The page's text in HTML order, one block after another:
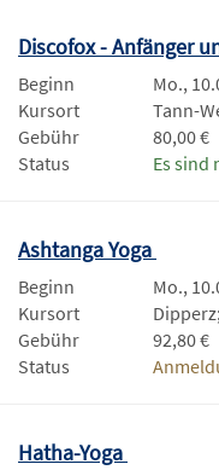
Discofox - Anfänger
Beginn
Mo.,
Kursort
Tann-
Gebühr
80,00 €
Status
Es sind
Ashtanga Yoga
Beginn
Mo.,
Kursort
Gebühr
92,80 €
Status
Hatha-Yoga